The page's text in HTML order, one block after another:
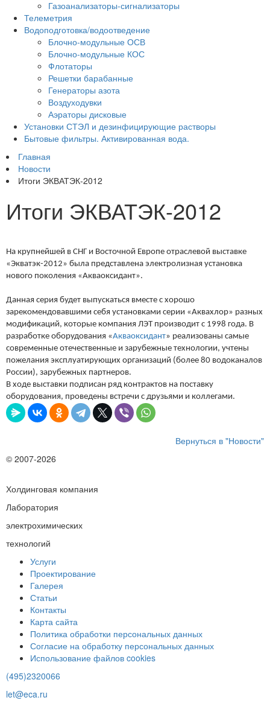
Газоанализаторы-сигнализаторы
Телеметрия
Водоподготовка/водоотведение
Блочно-модульные ОСВ
Блочно-модульные КОС
Флотаторы
Решетки барабанные
Генераторы азота
Воздуходувки
Аэраторы дисковые
Установки СТЭЛ и дезинфицирующие растворы
Бытовые фильтры. Активированная вода.
Главная
Новости
Итоги ЭКВАТЭК-2012
Итоги ЭКВАТЭК-2012
На крупнейшей в СНГ и Восточной Европе отраслевой выставке
«Экватэк-2012» была представлена электролизная установка
нового поколения «Акваоксидант».
Данная серия будет выпускаться вместе с хорошо
зарекомендовавшими себя установками серии «Аквахлор» разных
модификаций, которые компания ЛЭТ производит с 1998 года. В
разработке оборудования «Акваоксидант» реализованы самые
современные отечественные и зарубежные технологии, учтены
пожелания эксплуатирующих организаций (более 80 водоканалов
России), зарубежных партнеров.
В ходе выставки подписан ряд контрактов на поставку
оборудования, проведены встречи с друзьями и коллегами.
Вернуться в "Новости"
© 2007-2026
Холдинговая компания
Лаборатория
электрохимических
технологий
Услуги
Проектирование
Галерея
Статьи
Контакты
Карта сайта
Политика обработки персональных данных
Согласие на обработку персональных данных
Использование файлов cookies
(495)2320066
let@eca.ru